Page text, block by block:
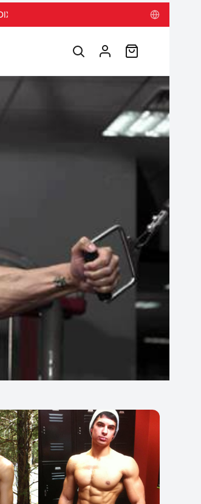
Conseils muscu, nutrition & mental —